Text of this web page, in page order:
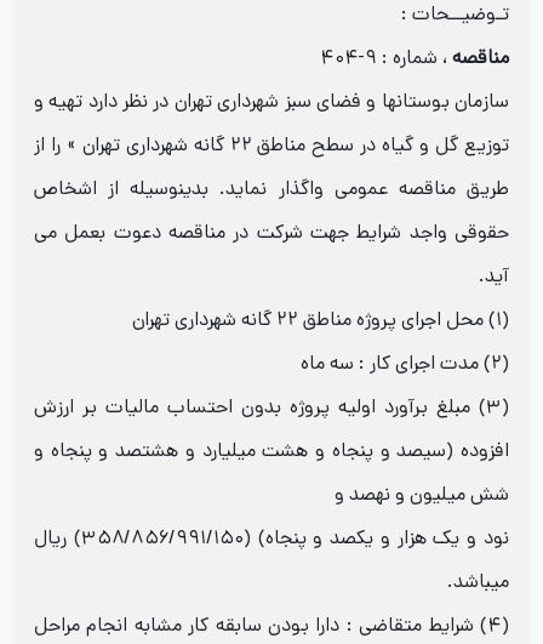
تـوضیــحات :
مناقصه ، شماره : ۹-۴۰۴
سازمان بوستانها و فضای سبز شهرداری تهران در نظر دارد تهیه و
توزیع گل و گیاه در سطح مناطق ۲۲ گانه شهرداری تهران » را از
طریق مناقصه عمومی واگذار نماید. بدینوسیله از اشخاص
حقوقی واجد شرایط جهت شرکت در مناقصه دعوت بعمل می
آید.
(۱) محل اجرای پروژه مناطق ۲۲ گانه شهرداری تهران
(۲) مدت اجرای کار : سه ماه
(۳) مبلغ برآورد اولیه پروژه بدون احتساب مالیات بر ارزش
افزوده (سیصد و پنجاه و هشت میلیارد و هشتصد و پنجاه و
شش میلیون و نهصد و
نود و یک هزار و یکصد و پنجاه) (۳۵۸/۸۵۶/۹۹۱/۱۵۰) ریال
میباشد.
(۴) شرایط متقاضی : دارا بودن سابقه کار مشابه انجام مراحل